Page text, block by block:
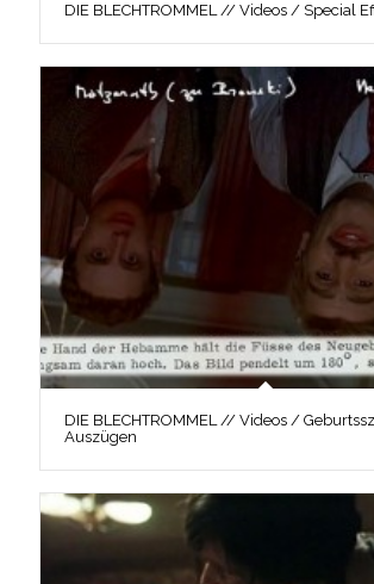
DIE BLECHTROMMEL // Videos / Special
DIE BLECHTROMMEL // Videos /
Auszügen